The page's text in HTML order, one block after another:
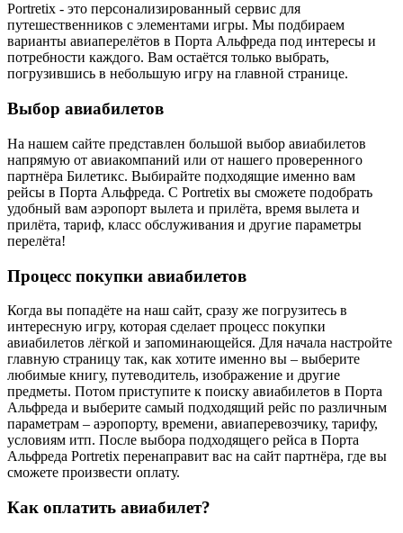
Portretix - это персонализированный сервис для
путешественников с элементами игры. Мы подбираем
варианты авиаперелётов в Порта Альфреда под интересы и
потребности каждого. Вам остаётся только выбрать,
погрузившись в небольшую игру на главной странице.
Выбор авиабилетов
На нашем сайте представлен большой выбор авиабилетов
напрямую от авиакомпаний или от нашего проверенного
партнёра Билетикс. Выбирайте подходящие именно вам
рейсы в Порта Альфреда. С Portretix вы сможете подобрать
удобный вам аэропорт вылета и прилёта, время вылета и
прилёта, тариф, класс обслуживания и другие параметры
перелёта!
Процесс покупки авиабилетов
Когда вы попадёте на наш сайт, сразу же погрузитесь в
интересную игру, которая сделает процесс покупки
авиабилетов лёгкой и запоминающейся. Для начала настройте
главную страницу так, как хотите именно вы – выберите
любимые книгу, путеводитель, изображение и другие
предметы. Потом приступите к поиску авиабилетов в Порта
Альфреда и выберите самый подходящий рейс по различным
параметрам – аэропорту, времени, авиаперевозчику, тарифу,
условиям итп. После выбора подходящего рейса в Порта
Альфреда Portretix перенаправит вас на сайт партнёра, где вы
сможете произвести оплату.
Как оплатить авиабилет?